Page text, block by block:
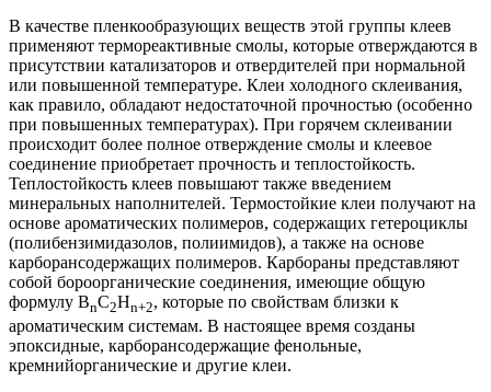
В качестве пленкообразующих веществ этой группы клеев
применяют термореактивные смолы, которые отверждаются в
присутствии катализаторов и отвердителей при нормальной
или повышенной температуре. Клеи холодного склеивания,
как правило, обладают недостаточной прочностью (особенно
при повышенных температурах). При горячем склеивании
происходит более полное отверждение смолы и клеевое
соединение приобретает прочность и теплостойкость.
Теплостойкость клеев повышают также введением
минеральных наполнителей. Термостойкие клеи получают на
основе ароматических полимеров, содержащих гетероциклы
(полибензимидазолов, полиимидов), а также на основе
карборансодержащих полимеров. Карбораны представляют
собой бороорганические соединения, имеющие общую
формулу ВnС2Нn+2, которые по свойствам близки к
ароматическим системам. В настоящее время созданы
эпоксидные, карборансодержащие фенольные,
кремнийорганические и другие клеи.